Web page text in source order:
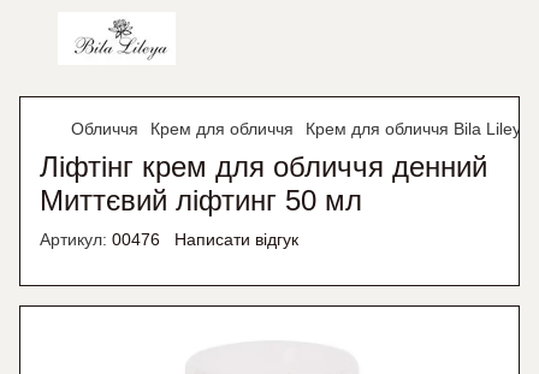
Обличчя Крем для обличчя Крем для обличчя Bila Lileya
Ліфтінг крем для обличчя денний
Миттєвий ліфтинг 50 мл
Артикул: 00476 Написати відгук